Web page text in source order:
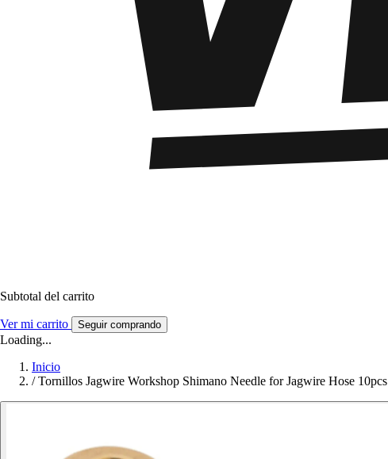
Subtotal del carrito
Ver mi carrito Seguir comprando
Loading...
Inicio
/ Tornillos Jagwire Workshop Shimano Needle for Jagwire Hose 10pcs